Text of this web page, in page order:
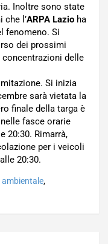
Inoltre sono state
che l’ARPA Lazio ha
fenomeno. Si
dei prossimi
delle
Si inizia
sarà vietata la
finale della targa è
fasce orarie
20:30. Rimarrà,
per i veicoli
20:30.
,